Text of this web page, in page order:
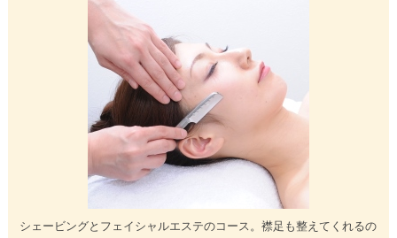
シェービングとフェイシャルエステのコース。襟足も整えてくれるの